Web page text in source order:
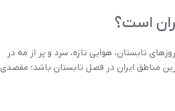
است؟
تابستان، هوایی تازه، سرد و پر از مه در
مناطق ایران در فصل تابستان باشد؛ مقصدی